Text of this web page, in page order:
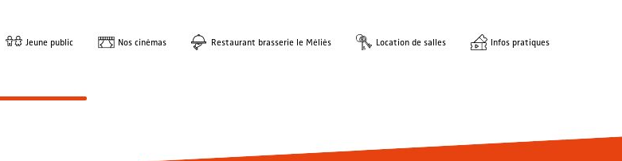
Jeune public Nos cinémas Restaurant brasserie le Méliès Location de salles Infos pratiques